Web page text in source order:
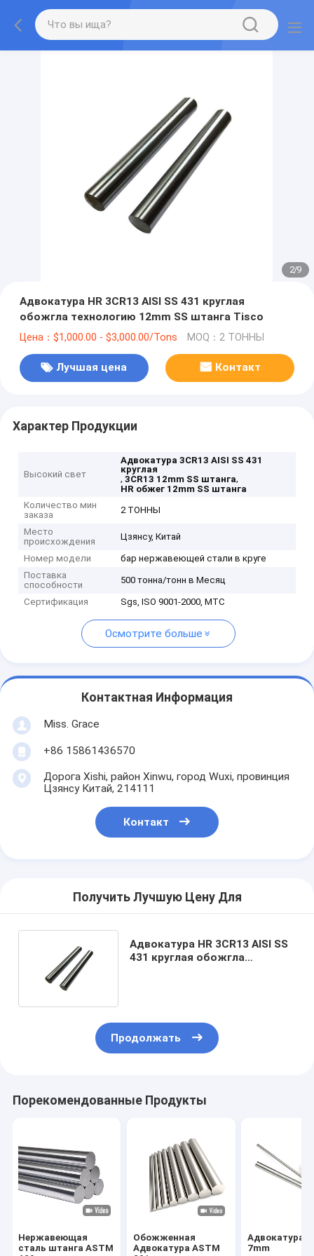
2/9
Адвокатура HR 3CR13 AISI SS 431 круглая
обожгла технологию 12mm SS штанга Tisco
Цена：$1,000.00 - $3,000.00/Tons MOQ：2 ТОННЫ
Лучшая цена Контакт
Характер Продукции
Высокий свет
Адвокатура 3CR13 AISI SS 431
круглая
,3CR13 12mm SS штанга,
HR обжег 12mm SS штанга
Количество мин
заказа
2 ТОННЫ
Место
происхождения
Цзянсу, Китай
Номер модели
бар нержавеющей стали в круге
Поставка
способности
500 тонна/тонн в Месяц
Сертификация Sgs, ISO 9001-2000, MTC
Осмотрите больше
Контактная Информация
Miss. Grace
+86 15861436570
Дорога Xishi, район Xinwu, город Wuxi, провинция
Цзянсу Китай, 214111
Контакт
Получить Лучшую Цену Для
Адвокатура HR 3CR13 AISI SS
431 круглая обожгла
Продолжать
Порекомендованные Продукты
Нержавеющая
сталь штанга ASTM
Обожженная
Адвокатура ASTM
Адвокатура
7mm